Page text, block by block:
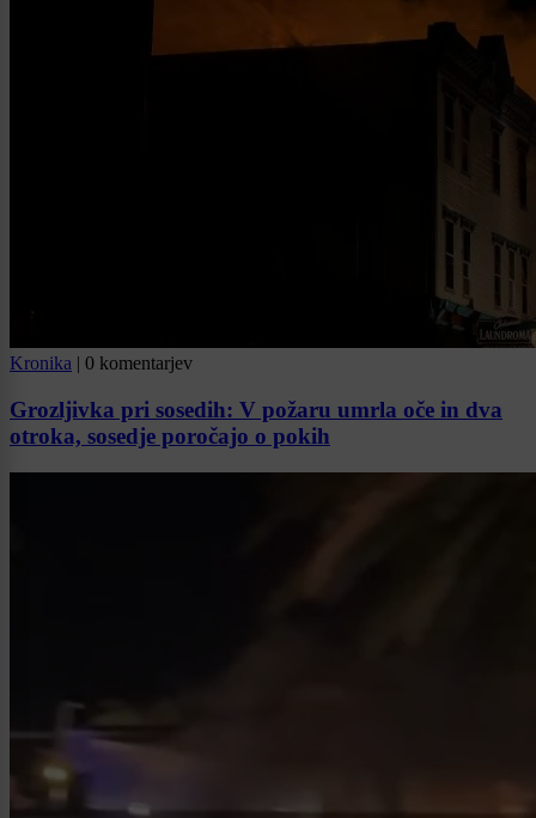
Kronika | 0 komentarjev
Grozljivka pri sosedih: V požaru umrla oče in dva
otroka, sosedje poročajo o pokih